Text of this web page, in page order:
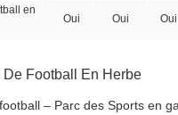
en
Oui Oui Oui
De Football En Herbe
– Parc des Sports en